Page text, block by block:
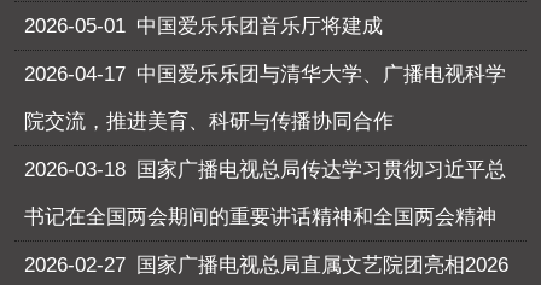
2026-05-01 中国爱乐乐团音乐厅将建成
2026-04-17 中国爱乐乐团与清华大学、广播电视科学
院交流，推进美育、科研与传播协同合作
2026-03-18 国家广播电视总局传达学习贯彻习近平总
书记在全国两会期间的重要讲话精神和全国两会精神
2026-02-27 国家广播电视总局直属文艺院团亮相2026